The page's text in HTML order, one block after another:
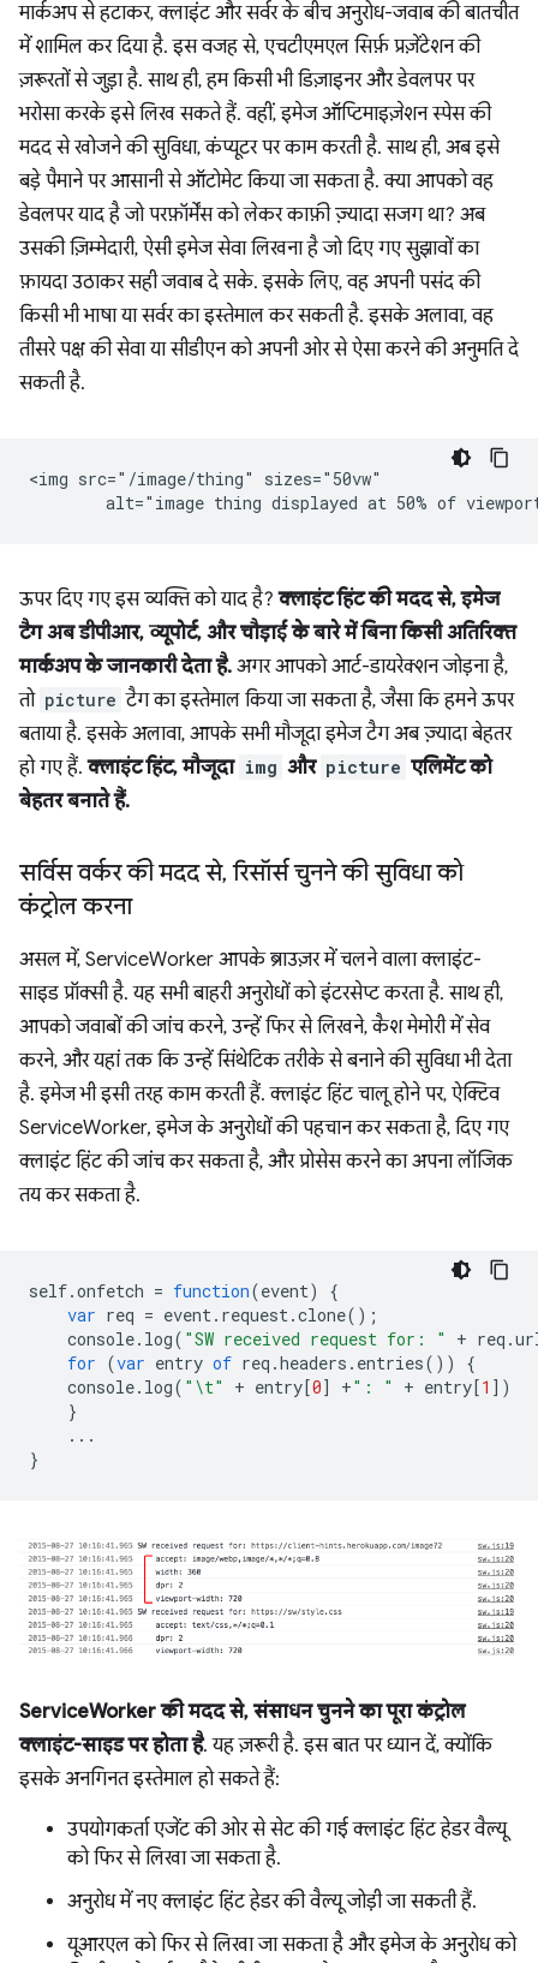
मार्कअप से हटाकर, क्लाइंट और सर्वर के बीच अनुरोध-जवाब की बातचीत
में शामिल कर दिया है. इस वजह से, एचटीएमएल सिर्फ़ प्रज़ेंटेशन की
ज़रूरतों से जुड़ा है. साथ ही, हम किसी भी डिज़ाइनर और डेवलपर पर
भरोसा करके इसे लिख सकते हैं. वहीं, इमेज ऑप्टिमाइज़ेशन स्पेस की
मदद से खोजने की सुविधा, कंप्यूटर पर काम करती है. साथ ही, अब इसे
बड़े पैमाने पर आसानी से ऑटोमेट किया जा सकता है. क्या आपको वह
डेवलपर याद है जो परफ़ॉर्मेंस को लेकर काफ़ी ज़्यादा सजग था? अब
उसकी ज़िम्मेदारी, ऐसी इमेज सेवा लिखना है जो दिए गए सुझावों का
फ़ायदा उठाकर सही जवाब दे सके. इसके लिए, वह अपनी पसंद की
किसी भी भाषा या सर्वर का इस्तेमाल कर सकती है. इसके अलावा, वह
तीसरे पक्ष की सेवा या सीडीएन को अपनी ओर से ऐसा करने की अनुमति दे
सकती है.
<img src="/image/thing" sizes="50vw"
ऊपर दिए गए इस व्यक्ति को याद है?क्लाइंट हिंट की मदद से, इमेज
टैग अब डीपीआर, व्यूपोर्ट, और चौड़ाई के बारे में बिना किसी अतिरिक्त
मार्कअप के जानकारी देता है. अगर आपको आर्ट-डायरेक्शन जोड़ना है,
तो picture टैग का इस्तेमाल किया जा सकता है, जैसा कि हमने ऊपर
बताया है. इसके अलावा, आपके सभी मौजूदा इमेज टैग अब ज़्यादा बेहतर
हो गए हैं.क्लाइंट हिंट, मौजूदा img और picture एलिमेंट को
बेहतर बनाते हैं.
सर्विस वर्कर की मदद से, रिसॉर्स चुनने की सुविधा को
कंट्रोल करना
असल में, ServiceWorker आपके ब्राउज़र में चलने वाला क्लाइंट-
साइड प्रॉक्सी है. यह सभी बाहरी अनुरोधों को इंटरसेप्ट करता है. साथ ही,
आपको जवाबों की जांच करने, उन्हें फिर से लिखने, कैश मेमोरी में सेव
करने, और यहां तक कि उन्हें सिंथेटिक तरीके से बनाने की सुविधा भी देता
है. इमेज भी इसी तरह काम करती हैं. क्लाइंट हिंट चालू होने पर, ऐक्टिव
ServiceWorker, इमेज के अनुरोधों की पहचान कर सकता है, दिए गए
क्लाइंट हिंट की जांच कर सकता है, और प्रोसेस करने का अपना लॉजिक
तय कर सकता है.
self.onfetch = function(event)
{
var req = event. request.clone();
console. log( "SW received request for: " + req .
for (var entry of req .headers . entries())
{
console. log( "\t" + entry [0] +": " + entry [1 ])
}
...
}
ServiceWorker की मदद से, संसाधन चुनने का पूरा कंट्रोल
क्लाइंट-साइड पर होता है. यह ज़रूरी है. इस बात पर ध्यान दें, क्योंकि
इसके अनगिनत इस्तेमाल हो सकते हैं:
उपयोगकर्ता एजेंट की ओर से सेट की गई क्लाइंट हिंट हेडर वैल्यू
को फिर से लिखा जा सकता है.
अनुरोध में नए क्लाइंट हिंट हेडर की वैल्यू जोड़ी जा सकती हैं.
यूआरएल को फिर से लिखा जा सकता है और इमेज के अनुरोध को